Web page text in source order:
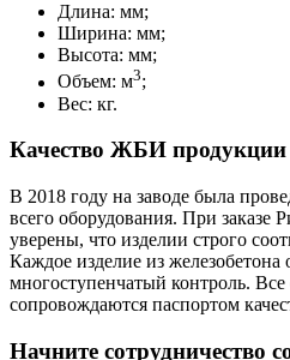
Длина: мм;
Ширина: мм;
Высота: мм;
Объем: м3;
Вес: кг.
Качество ЖБИ продукции
В 2018 году на заводе была
всего оборудования. При заказе
уверены, что изделии строго
Каждое изделие из железобетона
многоступенчатый контроль.
сопровождаются паспортом
Начните сотрудничество